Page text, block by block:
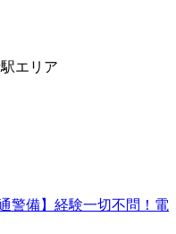
エリア
警備】経験一切不問！電